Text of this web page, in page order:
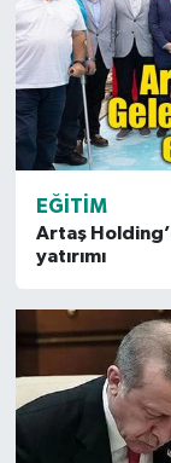
EĞITIM
Artaş
yatırımı